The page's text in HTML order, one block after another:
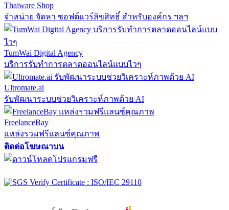
Thaiware Shop
จำหน่าย จัดหา ซอฟต์แวร์ลิขสิทธิ์ สำหรับองค์กร ฯลฯ
TumWai Digital Agency
บริการรับทำการตลาดออนไลน์แบบไวๆ
Ultromate.ai
รับพัฒนาระบบช่วยวิเคราะห์ภาพด้วย AI
FreelanceBay
แหล่งรวมฟรีแลนซ์คุณภาพ
ติดต่อโฆษณาบน